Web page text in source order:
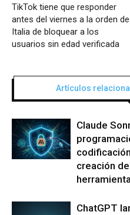
TikTok tiene que responder
antes del viernes a la orden de
Italia de bloquear a los
usuarios sin edad verificada
Artículos
Claude
creación
ChatGPT